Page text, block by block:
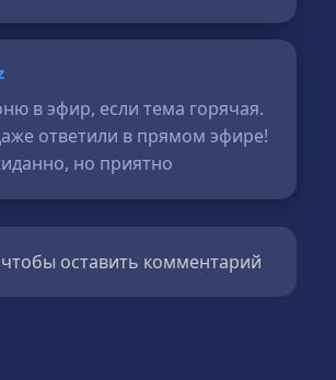
в эфир, если тема горячая.
ответили в прямом эфире!
но приятно
оставить комментарий